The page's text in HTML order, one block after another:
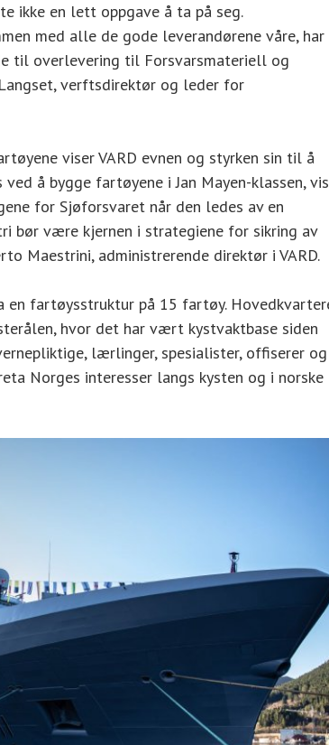
ikke en lett oppgave å ta på seg.
med alle de gode leverandørene våre, har
overlevering til Forsvarsmateriell og
verftsdirektør og leder for
viser VARD evnen og styrken sin til å
å bygge fartøyene i Jan Mayen-klassen,
for Sjøforsvaret når den ledes av en
bør være kjernen i strategiene for sikring av
Maestrini, administrerende direktør i VARD.
fartøysstruktur på 15 fartøy.
hvor det har vært kystvaktbase siden
lærlinger, spesialister, offiserer og
Norges interesser langs kysten og i norske